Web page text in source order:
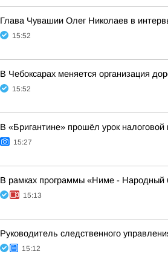
Глава Чувашии Олег Николаев в
15:52
В Чебоксарах меняется организация
15:52
В «Бригантине» прошёл урок налоговой
15:27
В рамках программы «Ниме - Народный
15:13
Руководитель следственного
15:12